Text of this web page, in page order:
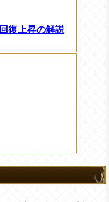
回復上昇の解説